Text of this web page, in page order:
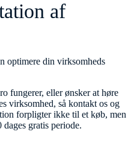
af
optimere din virksomheds
fungerer, eller ønsker at høre
virksomhed, så kontakt os og
forpligter ikke til et køb, men
gratis periode.